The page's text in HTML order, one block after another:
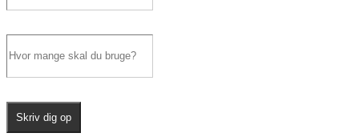
Skriv dig op